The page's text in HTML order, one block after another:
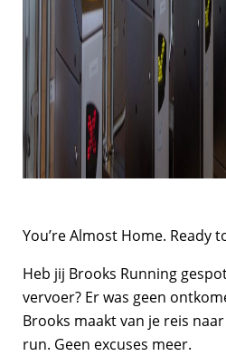
You’re Almost Home. Ready
Heb jij Brooks Running
vervoer? Er was geen
Brooks maakt van je reis
run. Geen excuses meer.